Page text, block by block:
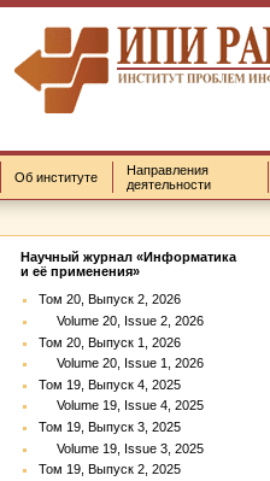
Об институте
Направления
деятельности
Научный журнал «Информатика
и её применения»
Том 20, Выпуск 2, 2026
Volume 20, Issue 2, 2026
Том 20, Выпуск 1, 2026
Volume 20, Issue 1, 2026
Том 19, Выпуск 4, 2025
Volume 19, Issue 4, 2025
Том 19, Выпуск 3, 2025
Volume 19, Issue 3, 2025
Том 19, Выпуск 2, 2025